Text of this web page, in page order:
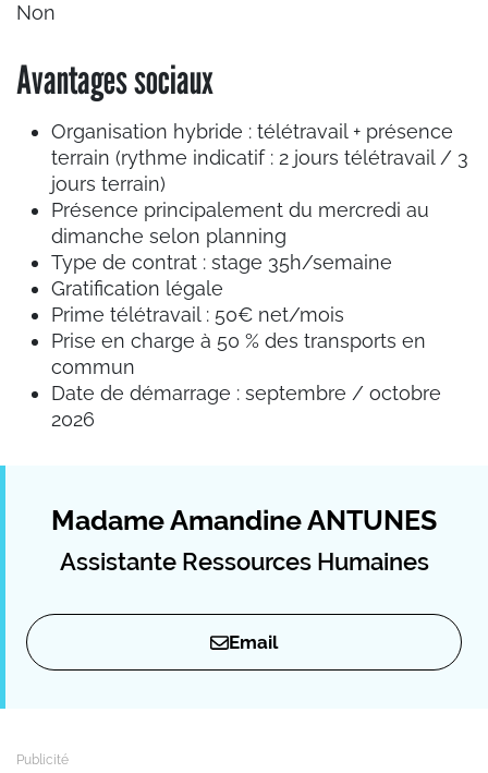
Non
Avantages sociaux
Organisation hybride : télétravail + présence
terrain (rythme indicatif : 2 jours télétravail / 3
jours terrain)
Présence principalement du mercredi au
dimanche selon planning
Type de contrat : stage 35h/semaine
Gratification légale
Prime télétravail : 50€ net/mois
Prise en charge à 50 % des transports en
commun
Date de démarrage : septembre / octobre
2026
Madame Amandine ANTUNES
Assistante Ressources Humaines
Email